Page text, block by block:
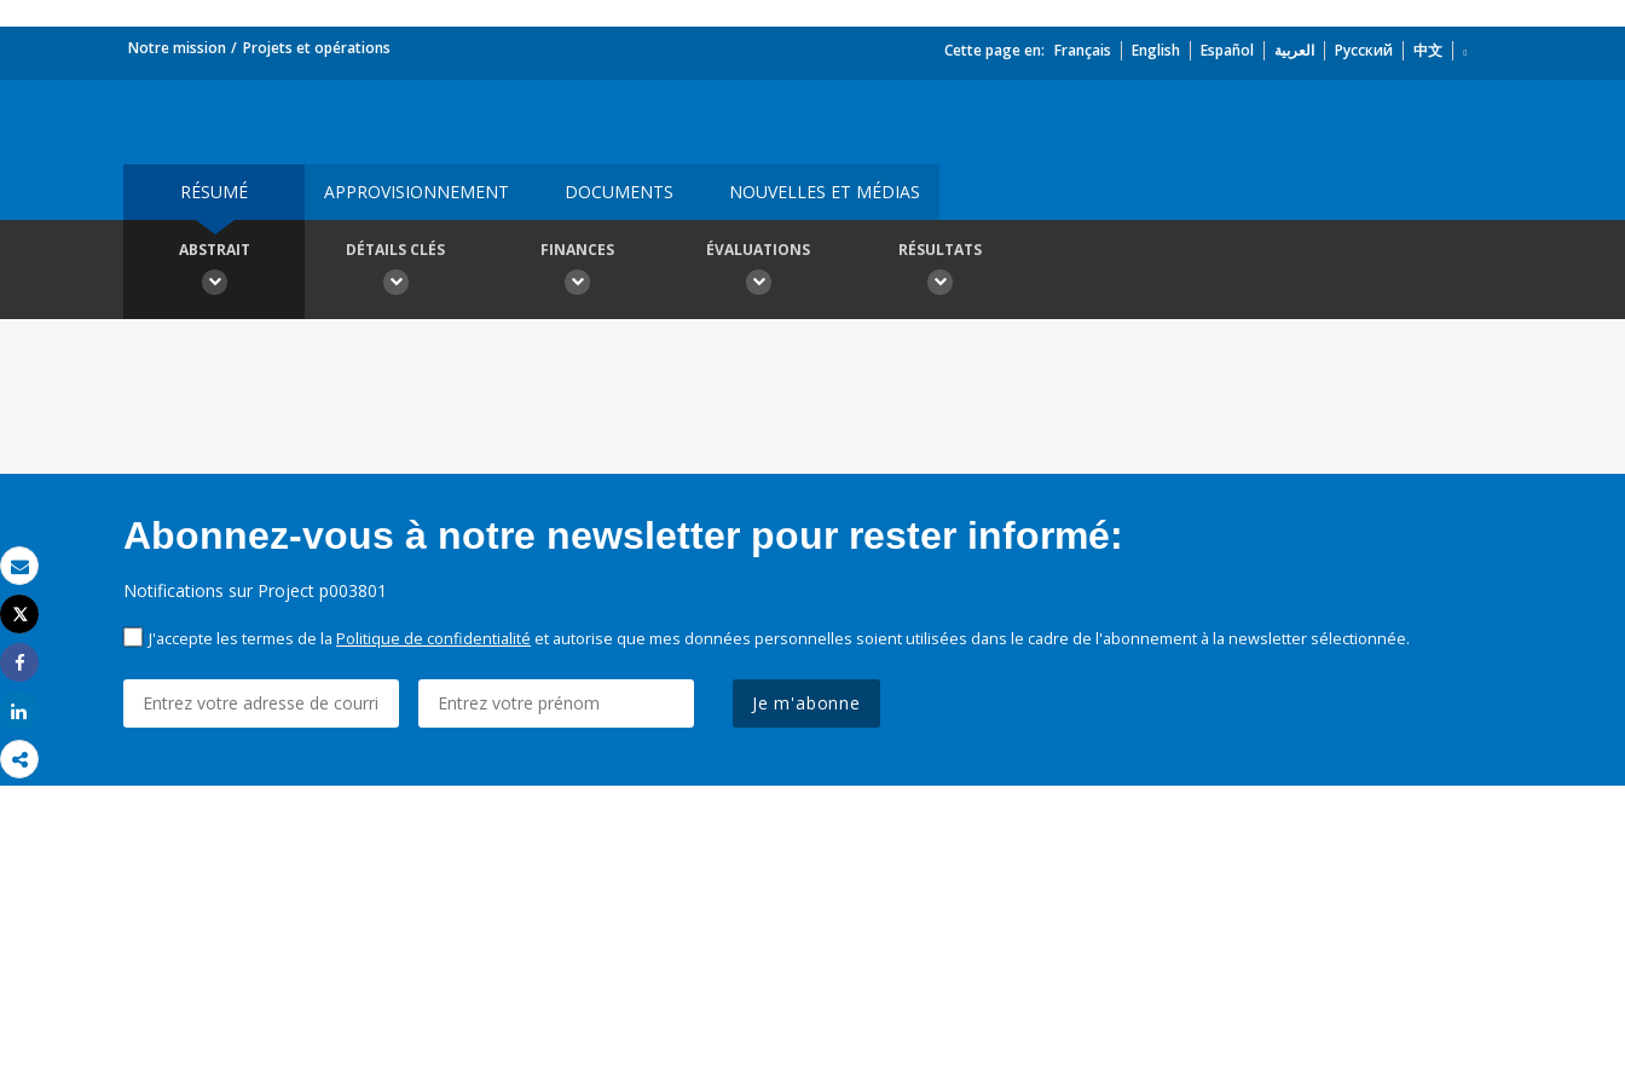
Email
Imprimer
Tweet
Share
Notre mission Projets et opérations Cette page en: Français English Español العربية Русский 中文
RÉSUMÉ APPROVISIONNEMENT DOCUMENTS NOUVELLES ET MÉDIAS
ABSTRAIT DÉTAILS CLÉS FINANCES ÉVALUATIONS RÉSULTATS
Abonnez-vous à notre newsletter pour rester informé:
Notifications sur Project p003801
J'accepte les termes de la Politique de confidentialité et autorise que mes données personnelles soient utilisées dans le cadre de l'abonnement à la newsletter sélectionnée.
Je m'abonne